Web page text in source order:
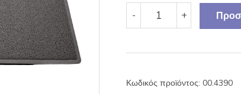
-
Ποδόμακτρο
"ΜΑΤΖΙΚ"+
Κωδικός προϊόντος: 00.4390